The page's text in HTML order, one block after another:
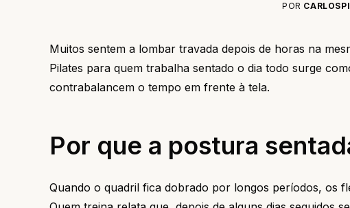
POR
Muitos sentem a lombar travada depois de horas na
Pilates para quem trabalha sentado o dia todo surge
contrabalancem o tempo em frente à tela.
Por que a postura
Quando o quadril fica dobrado por longos períodos, os